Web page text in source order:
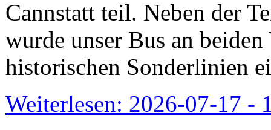
Cannstatt teil. Neben der
wurde unser Bus an
historischen Sonderlinien
Weiterlesen: 2026-07-17 -